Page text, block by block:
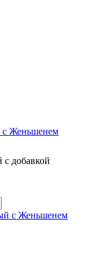
с Женьшенем
добавкой